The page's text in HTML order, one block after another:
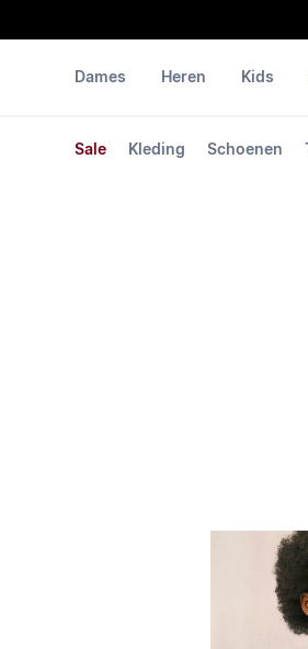
Dames
Sale Kleding Schoenen
Heren Kids